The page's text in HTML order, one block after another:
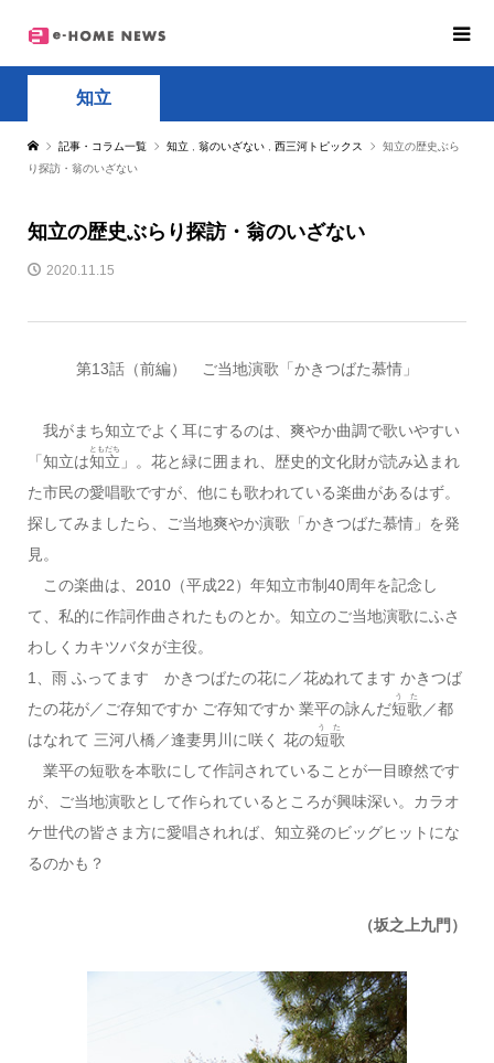
知立
記事・コラム一覧 知立 翁のいざない 西三河トピックス
知立の歴史ぶら
り探訪・翁のいざない
知立の歴史ぶらり探訪・翁のいざない
2020.11.15
第13話（前編） ご当地演歌「かきつばた慕情」
我がまち知立でよく耳にするのは、爽やか曲調で歌いやすい
「知立は知立
ともだち
」。花と緑に囲まれ、歴史的文化財が読み込まれ
た市民の愛唱歌ですが、他にも歌われている楽曲があるはず。
探してみましたら、ご当地爽やか演歌「かきつばた慕情」を発
見。
この楽曲は、2010（平成22）年知立市制40周年を記念し
て、私的に作詞作曲されたものとか。知立のご当地演歌にふさ
わしくカキツバタが主役。
1、雨 ふってます かきつばたの花に／花ぬれてます かきつば
たの花が／ご存知ですか ご存知ですか 業平の詠んだ短歌
うた
／都
はなれて 三河八橋／逢妻男川に咲く 花の短歌
うた
業平の短歌を本歌にして作詞されていることが一目瞭然です
が、ご当地演歌として作られているところが興味深い。カラオ
ケ世代の皆さま方に愛唱されれば、知立発のビッグヒットにな
るのかも？
（坂之上九門）